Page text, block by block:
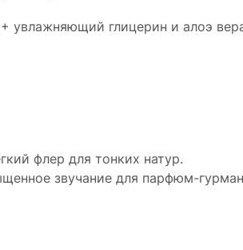
+ увлажняющий глицерин и алоэ
флер для тонких натур.
звучание для парфюм-